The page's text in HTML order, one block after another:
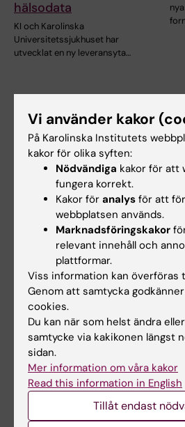
hälsodata
KI och Karolinska
Universitetssjukhuset har
utvecklat en ny leveransyta…
7 apr 2026
Ökad säkerhet på
Mac-datorer
Som del av ITA:s systematiska
säkerhetsarbete distribueras
nu JAMF…
23
Vi använder kakor
På Karolinska Institutets
kakor för olika syften:
Nödvändiga kakor för att
fungera korrekt.
Kakor för analys för att
webbplatsen används.
Marknadsföringskakor
relevant innehåll och
plattformar.
Viss information kan överföras
Genom att samtycka
cookies.
Du kan när som helst ändra
samtycke via kakikonen längst
sidan.
Mer information om våra kakor
Read this information in English
Tillåt endast